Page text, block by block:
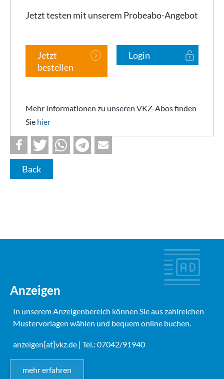
Jetzt testen mit unserem Probeabo-Angebot
Jetzt
bestellen
Login
Mehr Informationen zu unseren VKZ-Abos finden
Sie hier
Back
Anzeigen
In unserem Anzeigenbereich können Sie aus zahlreichen
Mustervorlagen wählen und bequem online buchen.
anzeigen[at]vkz.de | Tel.: 07042/91940
mehr erfahren